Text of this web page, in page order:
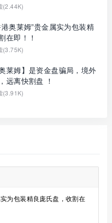
(2.44K)
奥莱姆”贵金属实为包装精
在即！！
(3.75K)
莱姆】是资金盘骗局，境外
远离快割盘 ！
(3.91K)
为包装精良庞氏盘，收割在